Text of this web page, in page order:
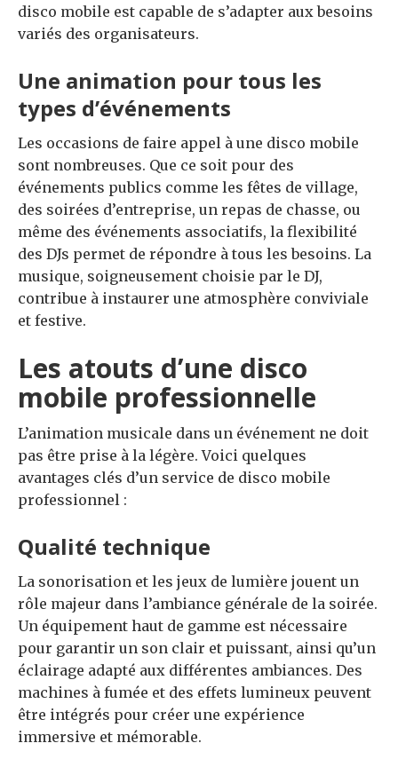
disco mobile est capable de s’adapter aux besoins
variés des organisateurs.
Une animation pour tous les
types d’événements
Les occasions de faire appel à une disco mobile
sont nombreuses. Que ce soit pour des
événements publics comme les fêtes de village,
des soirées d’entreprise, un repas de chasse, ou
même des événements associatifs, la flexibilité
des DJs permet de répondre à tous les besoins. La
musique, soigneusement choisie par le DJ,
contribue à instaurer une atmosphère conviviale
et festive.
Les atouts d’une disco
mobile professionnelle
L’animation musicale dans un événement ne doit
pas être prise à la légère. Voici quelques
avantages clés d’un service de disco mobile
professionnel :
Qualité technique
La sonorisation et les jeux de lumière jouent un
rôle majeur dans l’ambiance générale de la soirée.
Un équipement haut de gamme est nécessaire
pour garantir un son clair et puissant, ainsi qu’un
éclairage adapté aux différentes ambiances. Des
machines à fumée et des effets lumineux peuvent
être intégrés pour créer une expérience
immersive et mémorable.